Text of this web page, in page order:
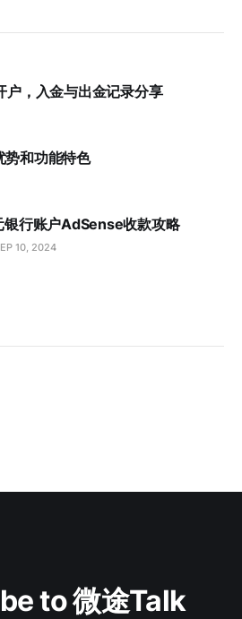
，入金与出金记录分享
势和功能特色
银行账户AdSense收款攻略
10, 2024
to 微途Talk